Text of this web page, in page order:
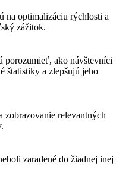
na optimalizáciu rýchlosti a
zážitok.
porozumieť, ako návštevníci
štatistiky a zlepšujú jeho
zobrazovanie relevantných
zaradené do žiadnej inej